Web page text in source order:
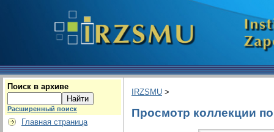
Поиск в архиве
Расширенный поиск
Главная страница
IRZSMU >
Просмотр коллекции